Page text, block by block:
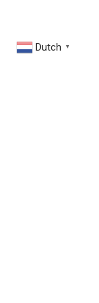
Dutch ▼